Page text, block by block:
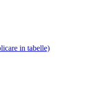
in tabelle)